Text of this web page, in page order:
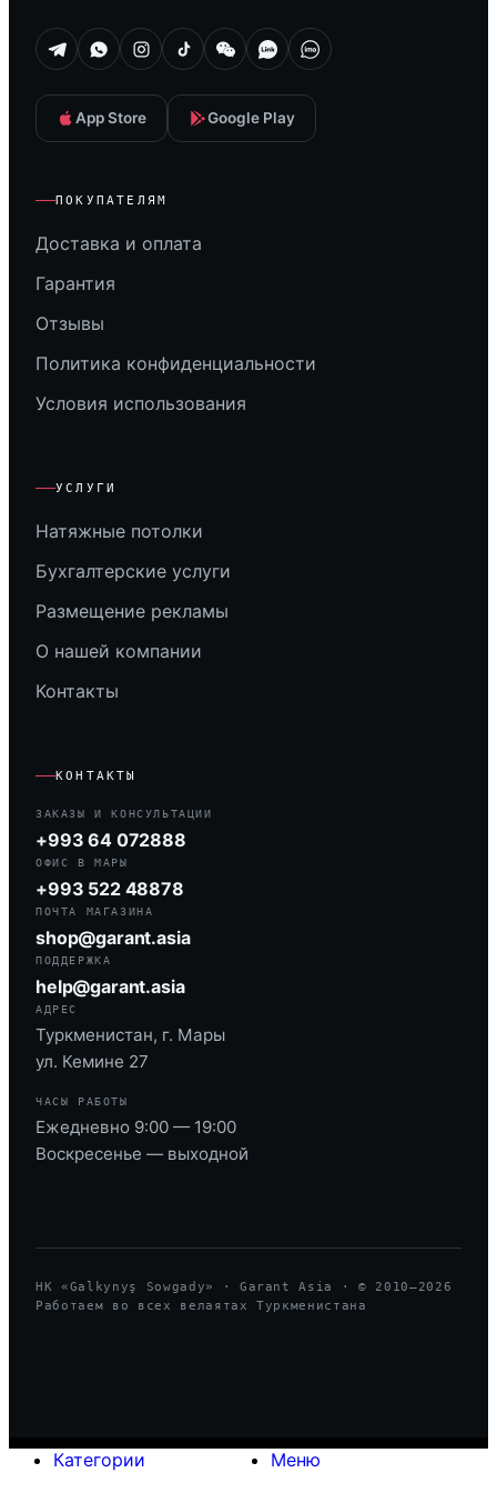
App Store Google Play
ПОКУПАТЕЛЯМ
Доставка и оплата
Гарантия
Отзывы
Политика конфиденциальности
Условия использования
УСЛУГИ
Натяжные потолки
Бухгалтерские услуги
Размещение рекламы
О нашей компании
Контакты
КОНТАКТЫ
ЗАКАЗЫ И КОНСУЛЬТАЦИИ
+993 64 072888
ОФИС В МАРЫ
+993 522 48878
ПОЧТА МАГАЗИНА
shop@garant.asia
ПОДДЕРЖКА
help@garant.asia
АДРЕС
Туркменистан, г. Мары
ул. Кемине 27
ЧАСЫ РАБОТЫ
Ежедневно 9:00 — 19:00
Воскресенье — выходной
HK «Galkynyş Sowgady» · Garant Asia · © 2010—2026
Работаем во всех велаятах Туркменистана
Меню
Категории